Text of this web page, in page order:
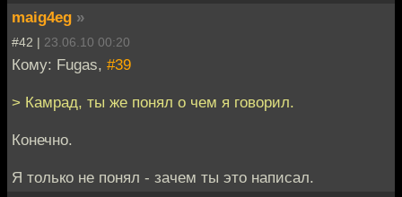
maig4eg »
#42 | 23.06.10 00:20
Кому: Fugas, #39
> Камрад, ты же понял о чем я говорил.
Конечно.
Я только не понял - зачем ты это написал.